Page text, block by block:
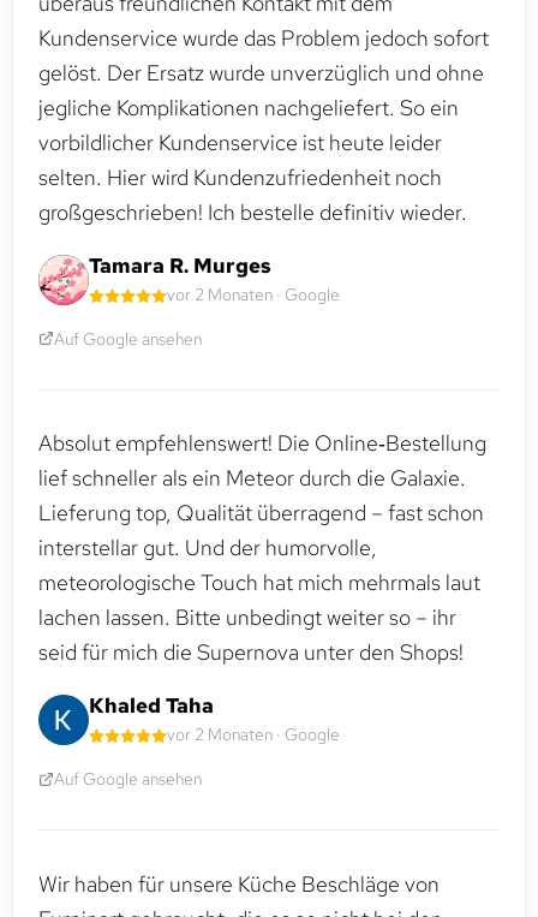
Kundenservice wurde das Problem jedoch sofort
gelöst. Der Ersatz wurde unverzüglich und ohne
jegliche Komplikationen nachgeliefert. So ein
vorbildlicher Kundenservice ist heute leider
selten. Hier wird Kundenzufriedenheit noch
großgeschrieben! Ich bestelle definitiv wieder.
Tamara R. Murges
vor 2 Monaten · Google
Auf Google ansehen
Absolut empfehlenswert! Die Online‑Bestellung
lief schneller als ein Meteor durch die Galaxie.
Lieferung top, Qualität überragend – fast schon
interstellar gut. Und der humorvolle,
meteorologische Touch hat mich mehrmals laut
lachen lassen. Bitte unbedingt weiter so – ihr
seid für mich die Supernova unter den Shops!
Khaled Taha
vor 2 Monaten · Google
Auf Google ansehen
Wir haben für unsere Küche Beschläge von